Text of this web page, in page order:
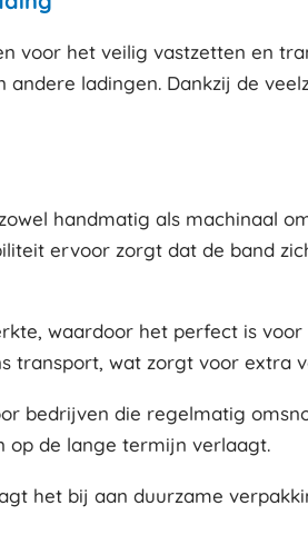
voor het veilig vastzetten en
ladingen. Dankzij de
handmatig als machinaal
ervoor zorgt dat de band
waardoor het perfect is
transport, wat zorgt voor extra
bedrijven die regelmatig
op de lange termijn verlaagt.
het bij aan duurzame